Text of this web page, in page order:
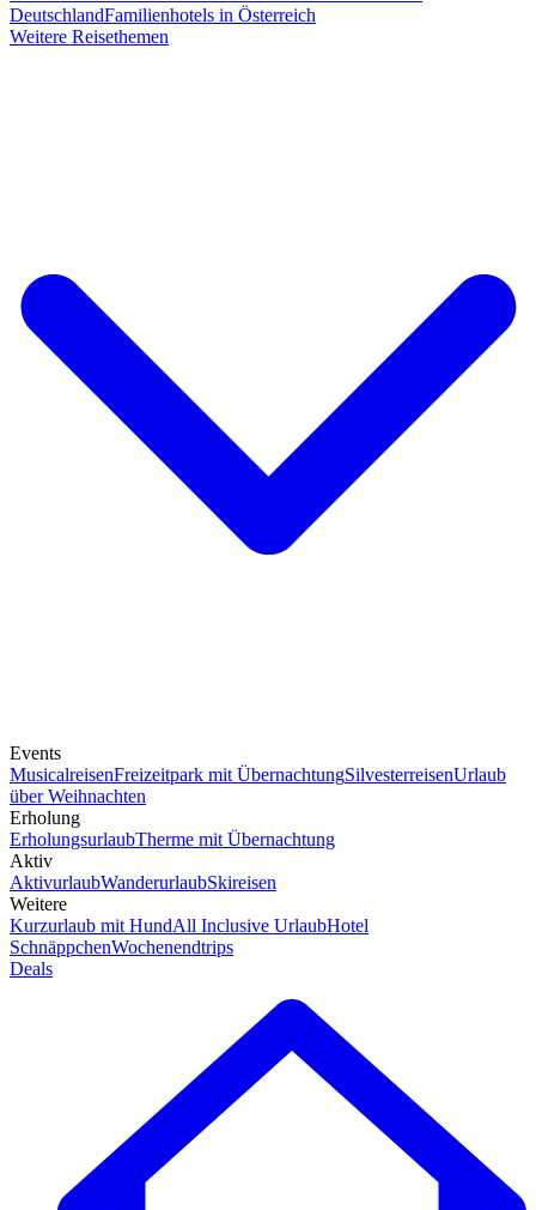
DeutschlandFamilienhotels in Österreich
Weitere Reisethemen
Events
MusicalreisenFreizeitpark mit ÜbernachtungSilvesterreisenUrlaub
über Weihnachten
Erholung
ErholungsurlaubTherme mit Übernachtung
Aktiv
AktivurlaubWanderurlaubSkireisen
Weitere
Kurzurlaub mit HundAll Inclusive UrlaubHotel
SchnäppchenWochenendtrips
Deals